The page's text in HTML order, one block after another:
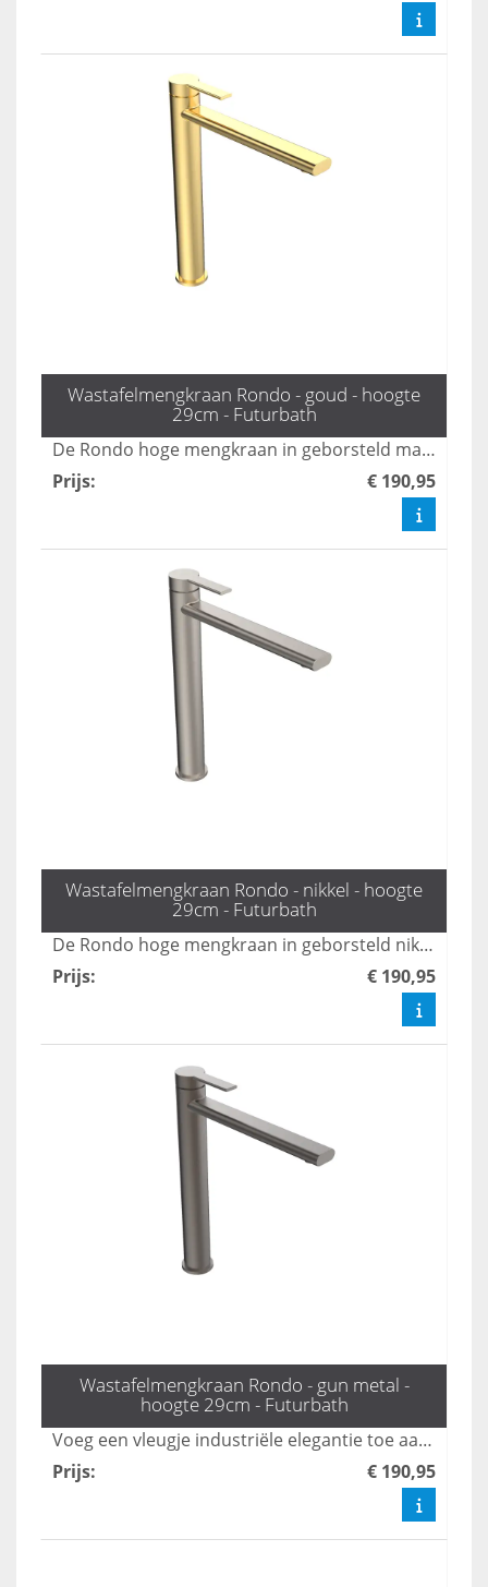
Wastafelmengkraan Rondo - goud - hoogte
29cm - Futurbath
De Rondo hoge mengkraan in geborsteld mat goud voegt een stijlvolle en luxe uitstraling toe aan uw badkamer. Deze hoogwaardige kraan combineert functionaliteit met een modern design, waardoor het een perfecte keuze is voor elke eigentijdse ruimte. Transformeer uw badkamer met de elegante afwerking en de gebruiksvriendelijke bediening van deze unieke kraan.
Prijs: € 190,95
Wastafelmengkraan Rondo - nikkel - hoogte
29cm - Futurbath
De Rondo hoge mengkraan in geborsteld nikkel voegt een vleugje tijdloze elegantie toe aan elke badkamer. Met een hoogte van 29 cm is deze kraan perfect geschikt voor statement wastafels, waardoor functionaliteit en stijl naadloos samenkomen. Upgrade uw sanitair met deze prachtige toevoeging.
Prijs: € 190,95
Wastafelmengkraan Rondo - gun metal -
hoogte 29cm - Futurbath
Voeg een vleugje industriële elegantie toe aan uw badkamer met de Rondo hoge mengkraan in gunmetal. Met een hoogte van 29 cm is deze kraan ideaal voor moderne badkamerontwerpen, en combineert stijl met functionaliteit voor een verfijnde uitstraling. Upgrade uw interieur met deze prachtige toevoeging die zowel esthetisch als praktisch is.
Prijs: € 190,95